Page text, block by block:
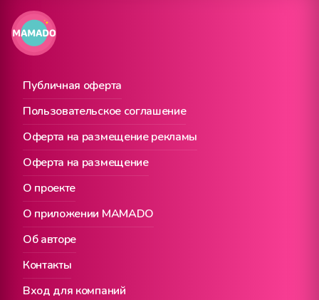
Публичная оферта
О проекте
Вход для компаний
Пользовательское соглашение
О приложении MAMADO
Оферта на размещение рекламы
Об авторе
Оферта на размещение
Контакты